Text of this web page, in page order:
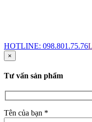
HOTLINE: 098.801.75.76
×
Tư vấn sản phẩm
Tên của bạn *